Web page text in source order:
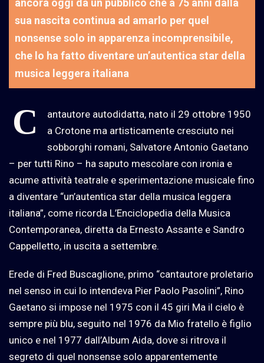
ancora oggi da un pubblico che a 75 anni dalla
sua nascita continua ad amarlo per quel
nonsense solo in apparenza incomprensibile,
che lo ha fatto diventare un’autentica star della
musica leggera italiana
C
antautore autodidatta, nato il 29 ottobre 1950
a Crotone ma artisticamente cresciuto nei
sobborghi romani, Salvatore Antonio Gaetano
– per tutti Rino – ha saputo mescolare con ironia e
acume attività teatrale e sperimentazione musicale fino
a diventare “un’autentica star della musica leggera
italiana”, come ricorda L’Enciclopedia della Musica
Contemporanea, diretta da Ernesto Assante e Sandro
Cappelletto, in uscita a settembre.
Erede di Fred Buscaglione, primo “cantautore proletario
nel senso in cui lo intendeva Pier Paolo Pasolini”, Rino
Gaetano si impose nel 1975 con il 45 giri Ma il cielo è
sempre più blu, seguito nel 1976 da Mio fratello è figlio
unico e nel 1977 dall’Album Aida, dove si ritrova il
segreto di quel nonsense solo apparentemente